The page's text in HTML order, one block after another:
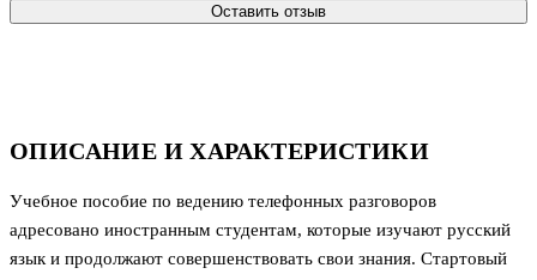
ОПИСАНИЕ И ХАРАКТЕРИСТИКИ
Учебное пособие по ведению телефонных разговоров
адресовано иностранным студентам, которые изучают русский
язык и продолжают совершенствовать свои знания. Стартовый
Оставить отзыв